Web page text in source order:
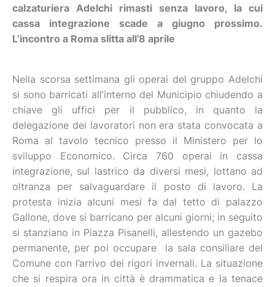
calzaturiera Adelchi rimasti senza lavoro, la cui
cassa integrazione scade a giugno prossimo.
L’incontro a Roma slitta all’8 aprile
Nella scorsa settimana gli operai del gruppo Adelchi
si sono barricati all’interno del Municipio chiudendo a
chiave gli uffici per il pubblico, in quanto la
delegazione dei lavoratori non era stata convocata a
Roma al tavolo tecnico presso il Ministero per lo
sviluppo Economico. Circa 760 operai in cassa
integrazione, sul lastrico da diversi mesi, lottano ad
oltranza per salvaguardare il posto di lavoro. La
protesta inizia alcuni mesi fa dal tetto di palazzo
Gallone, dove si barricano per alcuni giorni; in seguito
si stanziano in Piazza Pisanelli, allestendo un gazebo
permanente, per poi occupare la sala consiliare del
Comune con l’arrivo dei rigori invernali. La situazione
che si respira ora in città è drammatica e la tenace